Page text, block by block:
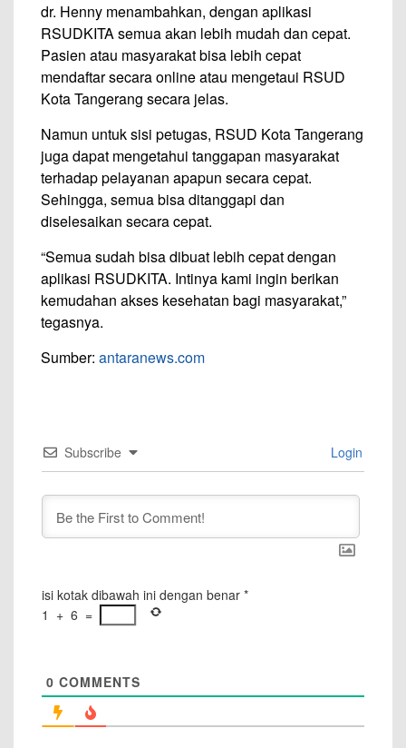
dr. Henny menambahkan, dengan aplikasi
RSUDKITA semua akan lebih mudah dan cepat.
Pasien atau masyarakat bisa lebih cepat
mendaftar secara online atau mengetaui RSUD
Kota Tangerang secara jelas.
Namun untuk sisi petugas, RSUD Kota Tangerang
juga dapat mengetahui tanggapan masyarakat
terhadap pelayanan apapun secara cepat.
Sehingga, semua bisa ditanggapi dan
diselesaikan secara cepat.
“Semua sudah bisa dibuat lebih cepat dengan
aplikasi RSUDKITA. Intinya kami ingin berikan
kemudahan akses kesehatan bagi masyarakat,”
tegasnya.
Sumber: antaranews.com
Subscribe Login
isi kotak dibawah ini dengan benar *
1 + 6 =
0 COMMENTS